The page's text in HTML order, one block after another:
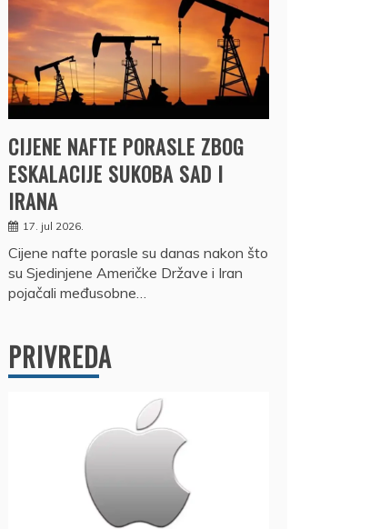
CIJENE NAFTE PORASLE ZBOG
ESKALACIJE SUKOBA SAD I
IRANA
17. jul 2026.
Cijene nafte porasle su danas nakon što
su Sjedinjene Američke Države i Iran
pojačali međusobne…
PRIVREDA